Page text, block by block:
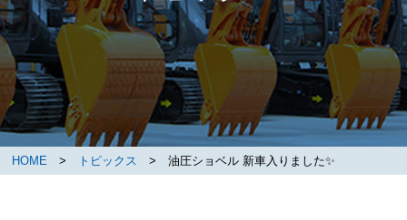
HOME > トピックス > 油圧ショベル 新車入りました✨